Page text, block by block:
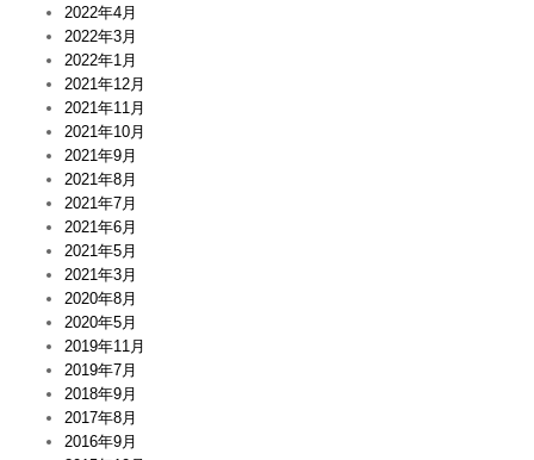
2022年4月
2022年3月
2022年1月
2021年12月
2021年11月
2021年10月
2021年9月
2021年8月
2021年7月
2021年6月
2021年5月
2021年3月
2020年8月
2020年5月
2019年11月
2019年7月
2018年9月
2017年8月
2016年9月